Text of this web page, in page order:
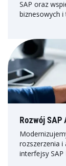
SAP oraz
biznesowych i
Rozwój SAP
rozszerzenia
interfejsy SAP